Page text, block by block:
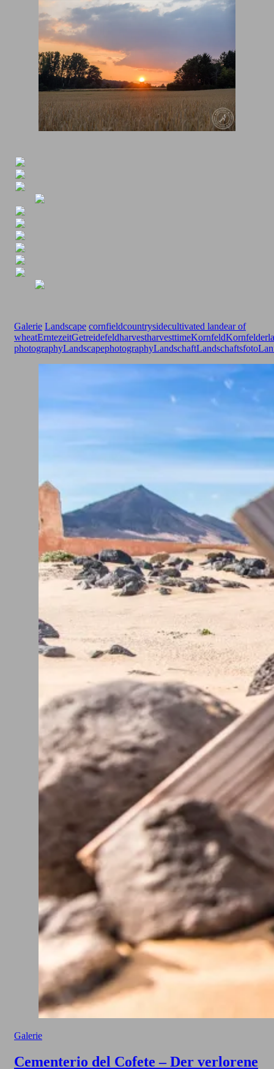
Galerie Landscape cornfieldcountrysidecultivated landear of
wheatErntezeitGetreidefeldharvestharvesttimeKornfeldKornfelder
photographyLandscapephotographyLandschaftLandschaftsfoto
Galerie
Cementerio del Cofete – Der verlorene